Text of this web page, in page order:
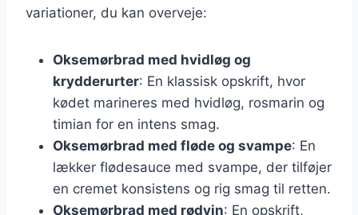
variationer, du kan overveje:
Oksemørbrad med hvidløg og
krydderurter: En klassisk opskrift, hvor
kødet marineres med hvidløg, rosmarin og
timian for en intens smag.
Oksemørbrad med fløde og svampe: En
lækker flødesauce med svampe, der tilføjer
en cremet konsistens og rig smag til retten.
Oksemørbrad med rødvin: En opskrift,